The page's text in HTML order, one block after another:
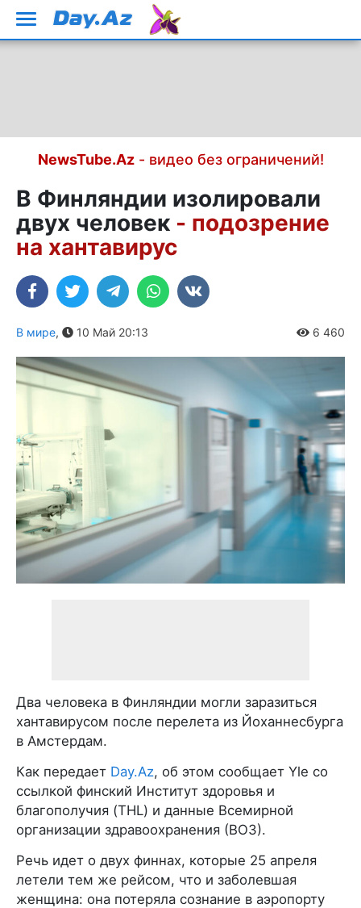
NewsTube.Az- видео без ограничений!
В Финляндии изолировали
двух человек - подозрение
на хантавирус
В мире, 10 Май 20:13 6 460
Два человека в Финляндии могли заразиться
хантавирусом после перелета из Йоханнесбурга
в Амстердам.
Как передает Day.Az, об этом сообщает Yle со
ссылкой финский Институт здоровья и
благополучия (THL) и данные Всемирной
организации здравоохранения (ВОЗ).
Речь идет о двух финнах, которые 25 апреля
летели тем же рейсом, что и заболевшая
женщина: она потеряла сознание в аэропорту